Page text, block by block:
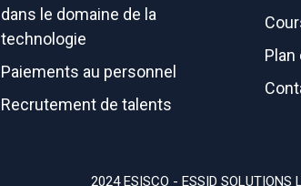
dans le domaine de la
technologie
Paiements au personnel
Recrutement de talents
Plan
2024 ESISCO - ESSID SOLUTIONS